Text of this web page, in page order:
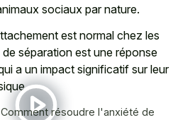
sociaux par nature.
est normal chez les
séparation est une réponse
a un impact significatif sur leur
Comment résoudre l'anxiété de